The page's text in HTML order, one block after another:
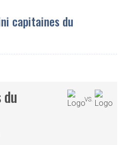
capitaines du
VS.